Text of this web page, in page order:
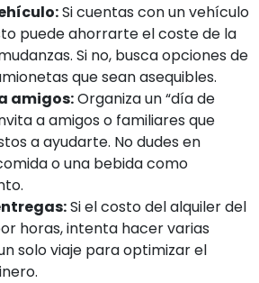
Si cuentas con un vehículo
puede ahorrarte el coste de la
Si no, busca opciones de
que sean asequibles.
amigos:Organiza un “día de
a amigos o familiares que
a ayudarte. No dudes en
o una bebida como
Si el costo del alquiler del
horas, intenta hacer varias
solo viaje para optimizar el